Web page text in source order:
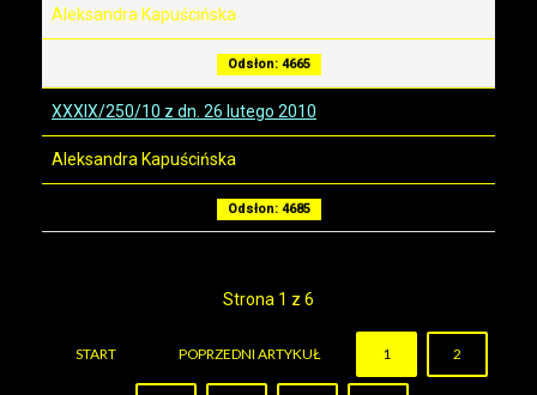
Aleksandra Kapuścińska
Odsłon: 4665
XXXIX/250/10 z dn. 26 lutego 2010
Aleksandra Kapuścińska
Odsłon: 4685
Strona 1 z 6
START POPRZEDNI ARTYKUŁ 1 2